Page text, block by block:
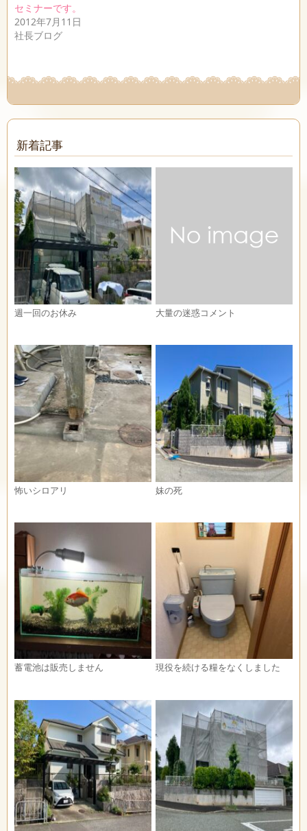
セミナーです。
2012年7月11日
社長ブログ
新着記事
週一回のお休み 大量の迷惑コメント
怖いシロアリ 妹の死
蓄電池は販売しません 現役を続ける糧をなくしました